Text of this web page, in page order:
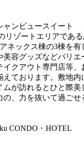
ャンビュースイート
リゾートエリアであ
ネックス棟の3棟を
容グッズなどバリ
クアウト専門店等
ております。敷地
が訪れるとひと際
、力を抜いて過ご
CONDO・HOTEL